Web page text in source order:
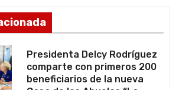
Presidenta Delcy Rodríguez
comparte con primeros 200
beneficiarios de la nueva